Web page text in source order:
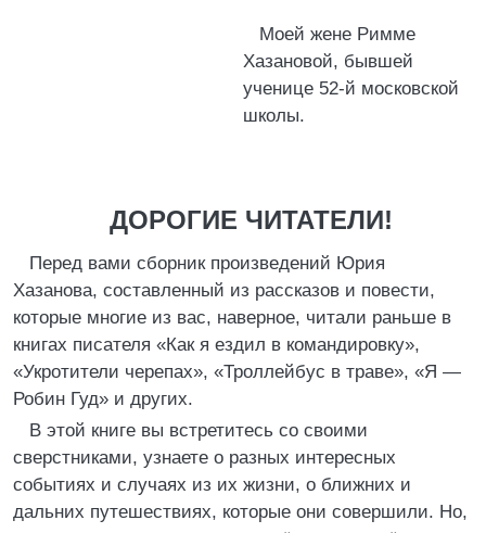
Моей жене Римме
Хазановой, бывшей
ученице 52-й московской
школы.
ДОРОГИЕ ЧИТАТЕЛИ!
Перед вами сборник произведений Юрия
Хазанова, составленный из рассказов и повести,
которые многие из вас, наверное, читали раньше в
книгах писателя «Как я ездил в командировку»,
«Укротители черепах», «Троллейбус в траве», «Я —
Робин Гуд» и других.
В этой книге вы встретитесь со своими
сверстниками, узнаете о разных интересных
событиях и случаях из их жизни, о ближних и
дальних путешествиях, которые они совершили. Но,